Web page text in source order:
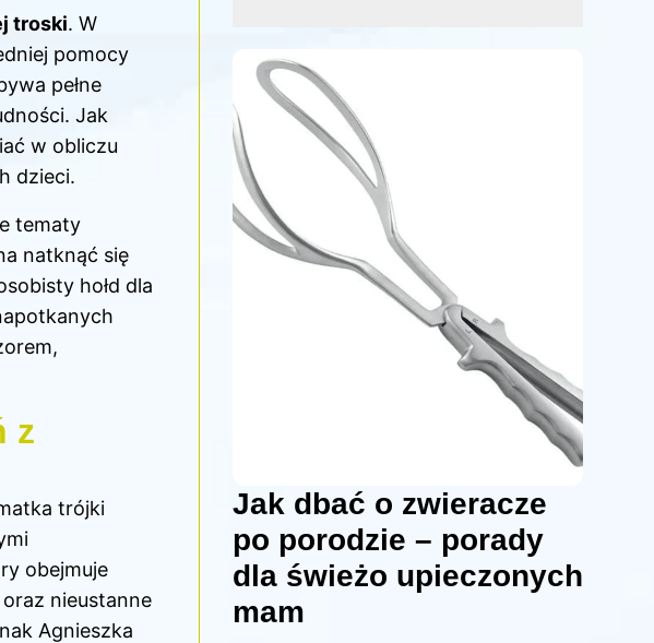
troski. W
pomocy
pełne
Jak
w obliczu
dzieci.
tematy
natknąć się
hołd dla
z
trójki
obejmuje
oraz nieustanne
Agnieszka
Jak dbać o zwieracze
po porodzie – porady
dla świeżo upieczonych
mam